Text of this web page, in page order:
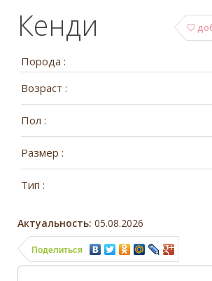
Кенди
Порода :
Возраст :
Пол :
Размер :
Тип :
Актуальность: 05.08.2026
Поделиться